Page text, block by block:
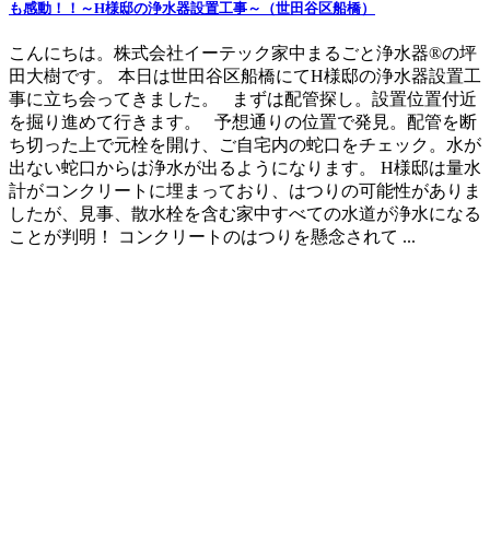
も感動！！～H様邸の浄水器設置工事～（世田谷区船橋）
こんにちは。株式会社イーテック家中まるごと浄水器®の坪
田大樹です。 本日は世田谷区船橋にてH様邸の浄水器設置工
事に立ち会ってきました。 まずは配管探し。設置位置付近
を掘り進めて行きます。 予想通りの位置で発見。配管を断
ち切った上で元栓を開け、ご自宅内の蛇口をチェック。水が
出ない蛇口からは浄水が出るようになります。 H様邸は量水
計がコンクリートに埋まっており、はつりの可能性がありま
したが、見事、散水栓を含む家中すべての水道が浄水になる
ことが判明！ コンクリートのはつりを懸念されて ...